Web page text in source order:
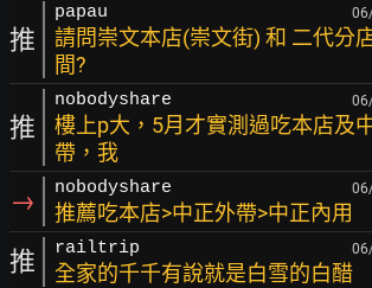
推
papau
請問崇文本店(崇文街) 和 二代分
間?
推
nobodyshare
樓上p大，5月才實測過吃本店及
帶，我
→ nobodyshare
推薦吃本店>中正外帶>中正內用
推 railtrip
全家的千千有說就是白雪的白醋